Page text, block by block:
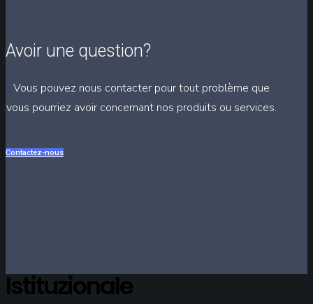
Avoir une question?
Vous pouvez nous contacter pour tout problème que
vous pourriez avoir concernant nos produits ou services.
Contactez-nous
Istituzionale